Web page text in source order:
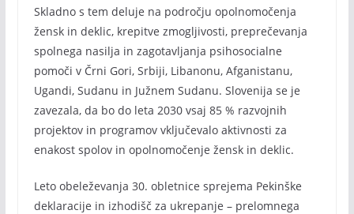
Skladno s tem deluje na področju opolnomočenja
žensk in deklic, krepitve zmogljivosti, preprečevanja
spolnega nasilja in zagotavljanja psihosocialne
pomoči v Črni Gori, Srbiji, Libanonu, Afganistanu,
Ugandi, Sudanu in Južnem Sudanu. Slovenija se je
zavezala, da bo do leta 2030 vsaj 85 % razvojnih
projektov in programov vključevalo aktivnosti za
enakost spolov in opolnomočenje žensk in deklic.
Leto obeleževanja 30. obletnice sprejema Pekinške
deklaracije in izhodišč za ukrepanje – prelomnega